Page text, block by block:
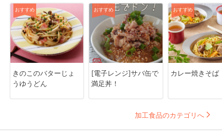
おすすめ
きのこのバターじょ
うゆうどん
おすすめ
[電子レンジ]サバ缶で
満足丼！
おすすめ
カレー焼きそば
加工食品のカテゴリへ